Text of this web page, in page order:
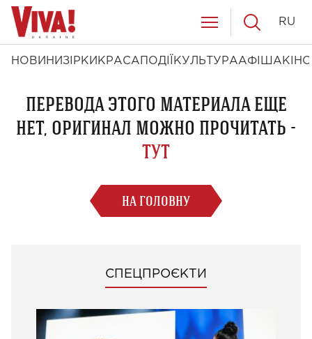
НОВИНИ ЗІРКИ КРАСА ПОДІЇ КУЛЬТУРААФІША КІНО
RU
ПЕРЕВОДА ЭТОГО МАТЕРИАЛА ЕЩЕ
НЕТ, ОРИГИНАЛ МОЖНО ПРОЧИТАТЬ -
ТУТ
НА ГОЛОВНУ
СПЕЦПРОЄКТИ